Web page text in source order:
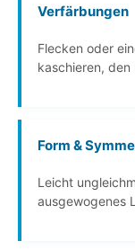
Verfärbungen
Flecken oder
kaschieren,
Form &
Leicht
ausgewogenes